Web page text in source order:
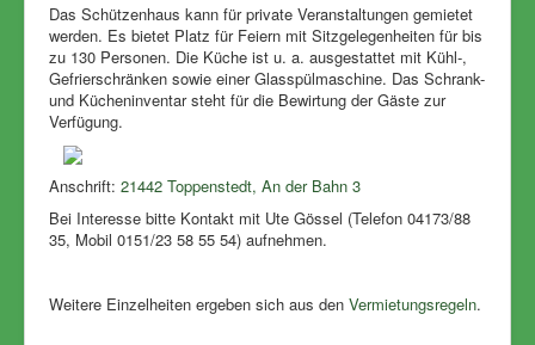
Majestäten
Ergebnisse
Schützenhaus
Rückblick
Links
Das Schützenhaus kann für private Veranstaltungen gemietet
werden. Es bietet Platz für Feiern mit Sitzgelegenheiten für bis
zu 130 Personen. Die Küche ist u. a. ausgestattet mit Kühl-,
Gefrierschränken sowie einer Glasspülmaschine. Das Schrank-
und Kücheninventar steht für die Bewirtung der Gäste zur
Verfügung.
Anschrift: 21442 Toppenstedt, An der Bahn 3
Bei Interesse bitte Kontakt mit Ute Gössel (Telefon 04173/88
35, Mobil 0151/23 58 55 54) aufnehmen.
Weitere Einzelheiten ergeben sich aus den Vermietungsregeln.